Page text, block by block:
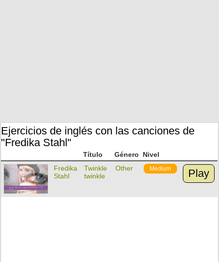
Ejercicios de inglés con las canciones de
"Fredika Stahl"
Título Género
Nivel
Fredika
Stahl
Twinkle
twinkle
Other Medium Play